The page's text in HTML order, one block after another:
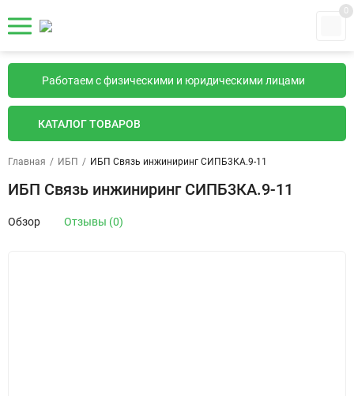
0
Работаем с физическими и юридическими лицами
КАТАЛОГ ТОВАРОВ
Главная / ИБП / ИБП Связь инжиниринг СИПБ3КА.9-11
ИБП Связь инжиниринг СИПБ3КА.9-11
Обзор Отзывы (0)